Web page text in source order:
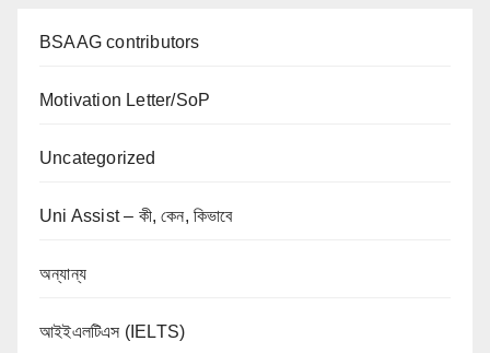
BSAAG contributors
Motivation Letter/SoP
Uncategorized
Uni Assist – কী, কেন, কিভাবে
অন্যান্য
আইইএলটিএস (IELTS)